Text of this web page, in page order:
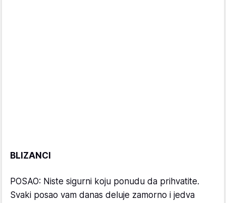
BLIZANCI
POSAO: Niste sigurni koju ponudu da prihvatite.
Svaki posao vam danas deluje zamorno i jedva